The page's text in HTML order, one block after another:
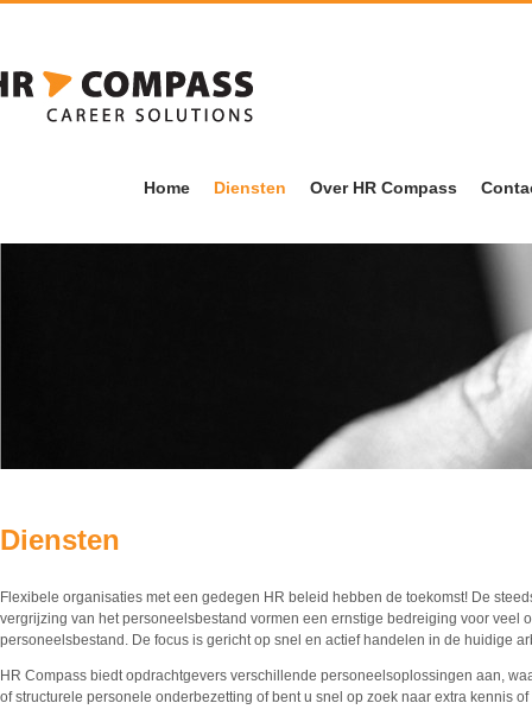
Home Diensten Over HR Compass
Diensten
Flexibele organisaties met een gedegen HR beleid hebben de toekomst! De
vergrijzing van het personeelsbestand vormen een ernstige bedreiging voor
personeelsbestand. De focus is gericht op snel en actief handelen in de huidige
HR Compass biedt opdrachtgevers verschillende personeelsoplossingen aan,
of structurele personele onderbezetting of bent u snel op zoek naar extra kennis